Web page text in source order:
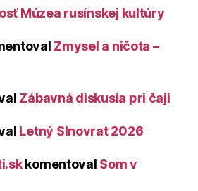
Múzea rusínskej kultúry
Zmysel a ničota –
Zábavná diskusia pri čaji
Letný Slnovrat 2026
komentoval Som v